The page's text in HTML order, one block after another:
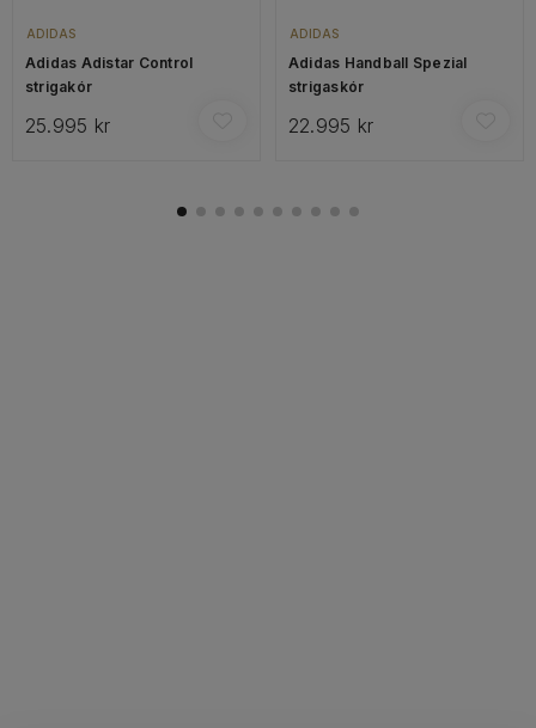
ADIDAS
Adidas Adistar Control
strigakór
25.995 kr
ADIDAS
Adidas Handball Spezial
strigaskór
22.995 kr